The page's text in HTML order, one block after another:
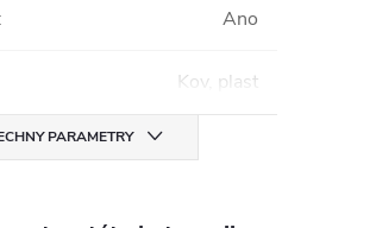
: Ano
Kov, plast
PARAMETRY